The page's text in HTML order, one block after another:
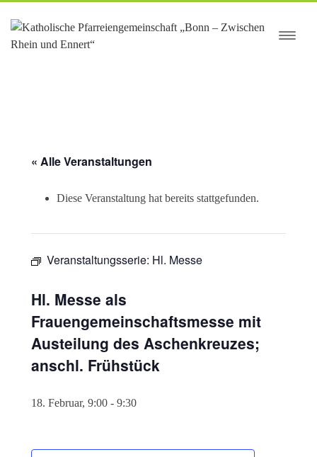
springen
« Alle Veranstaltungen
Diese Veranstaltung hat bereits stattgefunden.
Veranstaltungsserie: Hl. Messe
Hl. Messe als
Frauengemeinschaftsmesse mit
Austeilung des Aschenkreuzes;
anschl. Frühstück
18. Februar, 9:00 - 9:30